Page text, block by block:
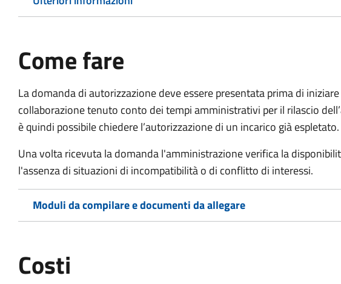
Come fare
La domanda di autorizzazione deve essere presentata prima di
collaborazionetenuto conto dei tempi amministrativi per il rilascio
è quindi possibile chiedere l’autorizzazione di un incarico già espletato.
Una volta ricevuta la domanda l'amministrazione verifica la
l'assenza di situazioni di incompatibilità o di conflitto di interessi.
Moduli da compilare e documenti da allegare
Costi